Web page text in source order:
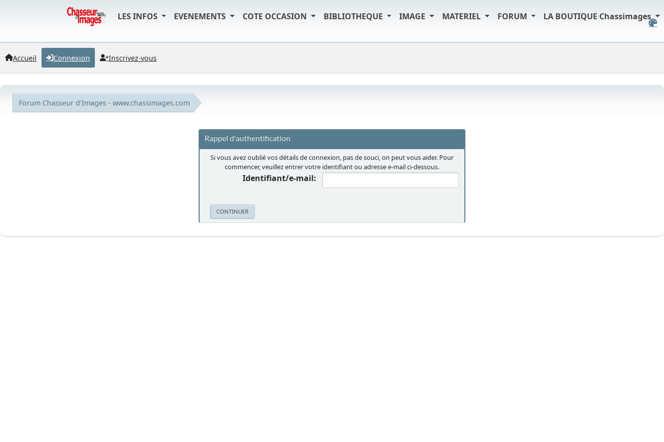
LES INFOS EVENEMENTS COTE OCCASION BIBLIOTHEQUE IMAGE MATERIEL FORUM LA BOUTIQUE Chassimages
Accueil Connexion Inscrivez-vous
Forum Chasseur d'Images - www.chassimages.com
Rappel d'authentification
Si vous avez oublié vos détails de connexion, pas de souci, on peut vous aider. Pour
commencer, veuillez entrer votre identifiant ou adresse e-mail ci-dessous.
Identifiant/e-mail: